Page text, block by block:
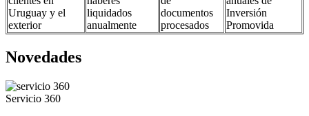
Uruguay y el
exterior
liquidados
anualmente
documentos
procesados
Inversión
Promovida
Novedades
Servicio 360